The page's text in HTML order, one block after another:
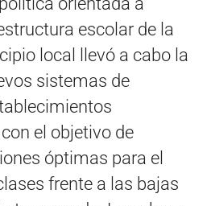
escolar de la
local llevó a cabo la
sistemas de
el objetivo de
óptimas para el
frente a las bajas